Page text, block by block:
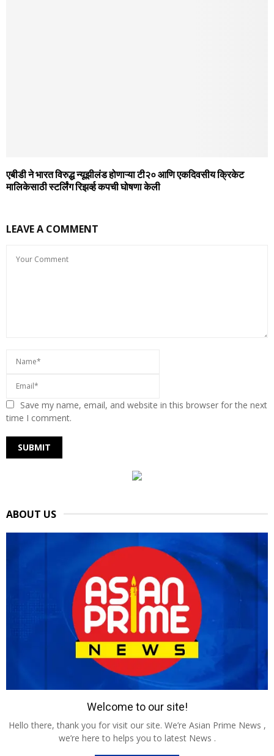
एबीडी ने भारत विरुद्ध न्यूझीलंड होणाऱ्या टी२० आणि एकदिवसीय क्रिकेट
मालिकेसाठी स्टर्लिंग रिझर्व्ह कपची घोषणा केली
LEAVE A COMMENT
Save my name, email, and website in this browser for the next
time I comment.
ABOUT US
Welcome to our site!
Hello there, thank you for visit our site. We’re Asian Prime News ,
we’re here to helps you to latest News .